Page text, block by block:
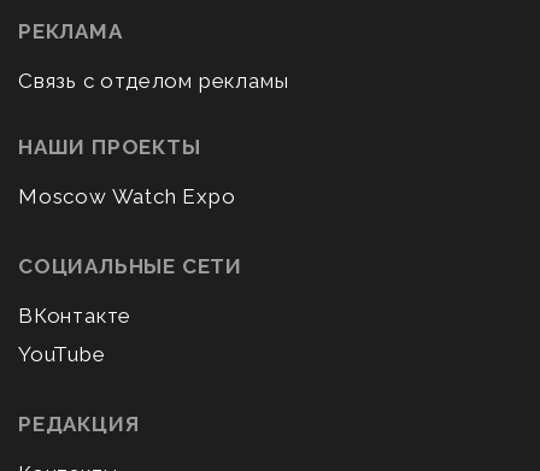
РЕКЛАМА
Связь с отделом рекламы
НАШИ ПРОЕКТЫ
Moscow Watch Expo
СОЦИАЛЬНЫЕ СЕТИ
ВКонтакте
YouTube
РЕДАКЦИЯ